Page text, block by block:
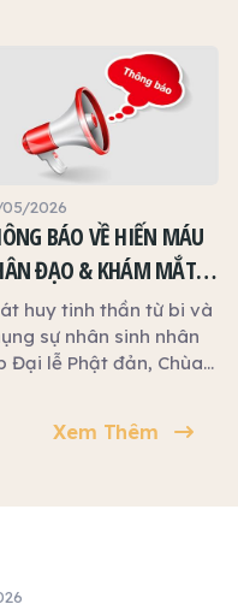
sóc sức khỏe răng
miễn phí nhằm góp
chăm sóc sức khỏe
đồng.
05/2026
BÁO VỀ HIẾN MÁU
ĐẠO & KHÁM MẮT
PHÍ NHÂN DỊP ĐẠI LỄ
ĐẢN TẠI CHÙA ÂN
huy tinh thần từ bi và
sự nhân sinh nhân
Đại lễ Phật đản, Chùa
ý nghĩa:
Xem Thêm